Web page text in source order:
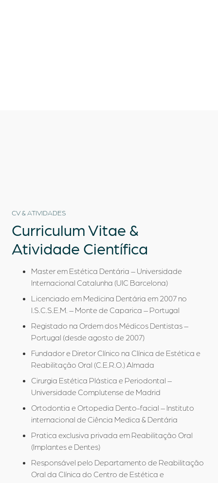
Quem somos
Turismo Dentário
Casos Clínicos
Blog
Contactos
CV & ATIVIDADES
Curriculum Vitae &
Atividade Científica
Master em Estética Dentária – Universidade
Internacional Catalunha (UIC Barcelona)
Licenciado em Medicina Dentária em 2007 no
I.S.C.S.E.M. – Monte de Caparica – Portugal
Registado na Ordem dos Médicos Dentistas –
Portugal (desde agosto de 2007)
Fundador e Diretor Clínico na Clínica de Estética e
Reabilitação Oral (C.E.R.O.) Almada
Cirurgia Estética Plástica e Periodontal –
Universidade Complutense de Madrid
Ortodontia e Ortopedia Dento-facial – Instituto
internacional de Ciência Medica & Dentária
Pratica exclusiva privada em Reabilitação Oral
(Implantes e Dentes)
Responsável pelo Departamento de Reabilitação
Oral da Clínica do Centro de Estética e